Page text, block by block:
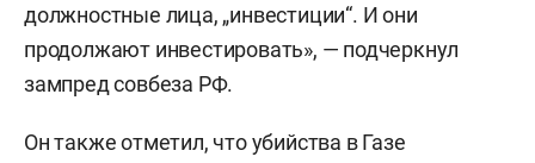
должностные лица, „инвестиции“. И они
продолжают инвестировать», — подчеркнул
зампред совбеза РФ.
Он также отметил, что убийства в Газе